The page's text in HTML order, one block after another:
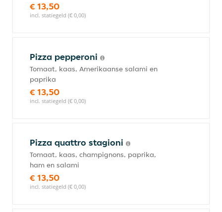
€ 13,50
incl. statiegeld (€ 0,00)
Pizza pepperoni
Tomaat, kaas, Amerikaanse salami en
paprika
€ 13,50
incl. statiegeld (€ 0,00)
Pizza quattro stagioni
Tomaat, kaas, champignons, paprika,
ham en salami
€ 13,50
incl. statiegeld (€ 0,00)